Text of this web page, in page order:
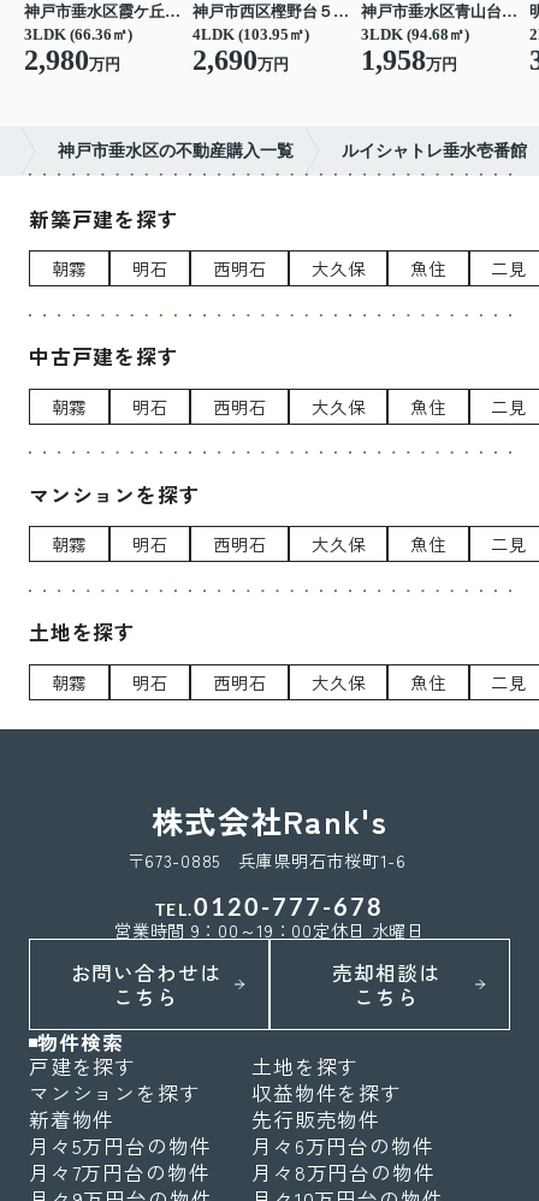
神戸市垂水区霞ケ丘４丁目
3LDK (66.36㎡)
2,980万円
神戸市西区樫野台５丁目
4LDK (103.95㎡)
2,690万円
神戸市垂水区青山台７丁目
3LDK (94.68㎡)
1,958万円
神戸市垂水区の不動産購入一覧 ルイシャトレ垂水壱番館
新築戸建を探す
朝霧 明石 西明石 大久保 魚住 二見
中古戸建を探す
朝霧 明石 西明石 大久保 魚住 二見
マンションを探す
朝霧 明石 西明石 大久保 魚住 二見
土地を探す
朝霧 明石 西明石 大久保 魚住 二見
株式会社Rank's
〒673-0885 兵庫県明石市桜町1-6
TEL.0120-777-678
営業時間 9：00～19：00定休日 水曜日
お問い合わせは
こちら
売却相談は
こちら
物件検索
戸建を探す
土地を探す
マンションを探す
収益物件を探す
新着物件
先行販売物件
月々5万円台の物件
月々6万円台の物件
月々7万円台の物件
月々8万円台の物件